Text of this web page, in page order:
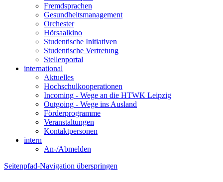
Fremdsprachen
Gesundheitsmanagement
Orchester
Hörsaalkino
Studentische Initiativen
Studentische Vertretung
Stellenportal
international
Aktuelles
Hochschulkooperationen
Incoming - Wege an die HTWK Leipzig
Outgoing - Wege ins Ausland
Förderprogramme
Veranstaltungen
Kontaktpersonen
intern
An-/Abmelden
Seitenpfad-Navigation überspringen